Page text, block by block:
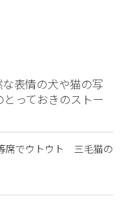
表情の犬や猫の写
っておきのストー
席でウトウト 三毛猫の